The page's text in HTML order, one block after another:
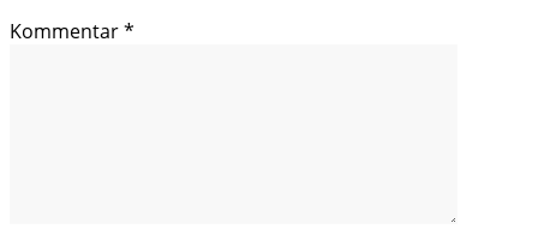
Kommentar*